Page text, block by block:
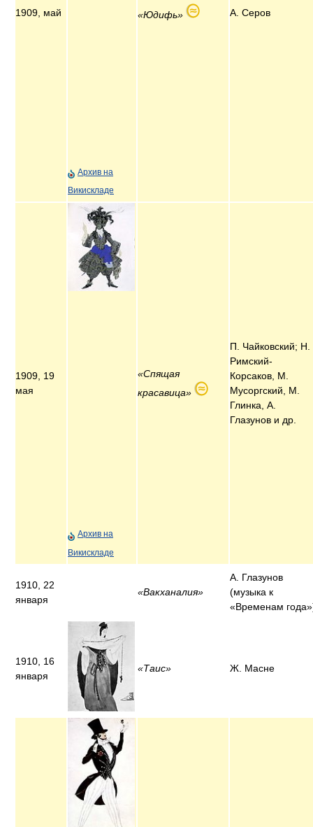
1909, май
Архив на
Викискладе
«Юдифь» А. Серов
1909, 19
мая
Архив на
Викискладе
«Спящая
красавица»
П. Чайковский; Н.
Римский-
Корсаков, М.
Мусоргский, М.
Глинка, А.
Глазунов и др.
1910, 22
января
«Вакханалия»
А. Глазунов
(музыка к
«Временам
1910, 16
января
«Таис» Ж. Масне